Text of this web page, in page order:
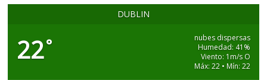
DUBLIN
22°
nubes dispersas
Humedad: 41%
Viento: 1m/s O
Máx: 22 • Mín: 22